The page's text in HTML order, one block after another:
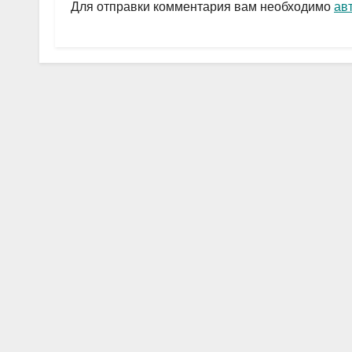
p
ть
Для отправки комментария вам необходимо